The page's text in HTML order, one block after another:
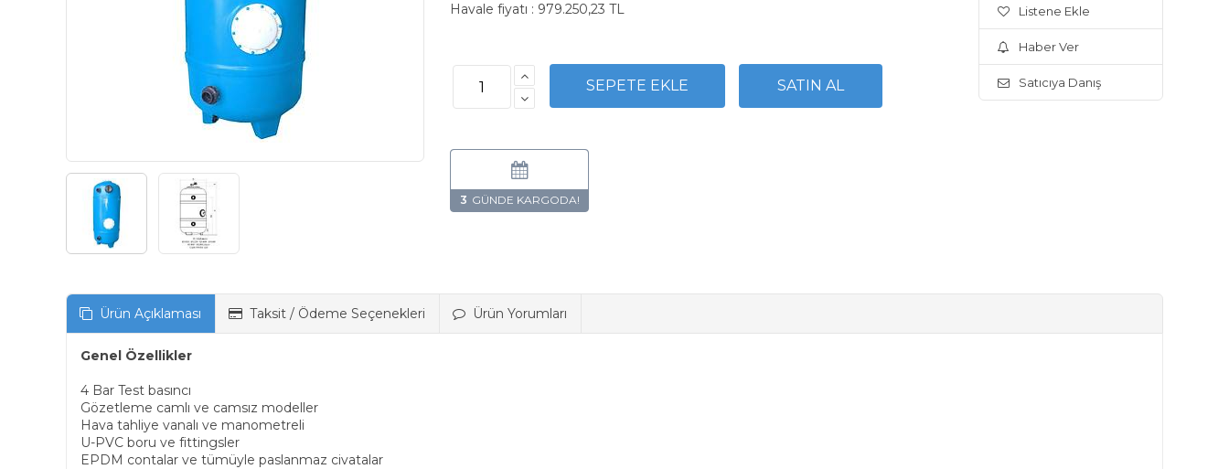
Havale fiyatı : 979.250,23 TL
3
Listene Ekle
Haber Ver
Satıcıya Danış
Ürün Açıklaması Taksit / Ödeme Seçenekleri Ürün Yorumları
Genel Özellikler
4 Bar Test basıncı
Gözetleme camlı ve camsız modeller
Hava tahliye vanalı ve manometreli
U-PVC boru ve fittingsler
EPDM contalar ve tümüyle paslanmaz civatalar